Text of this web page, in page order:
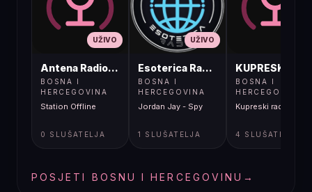
UŽIVO
Antena Radio, Jelah Tešanj
BOSNA I
HERCEGOVINA
Station Offline
0 SLUŠATELJA
UŽIVO
Esoterica Radio S1
BOSNA I
HERCEGOVINA
Jordan Jay - Spy
1 SLUŠATELJA
BOSNA I
HERCEGOVINA
Kupreski radio
4 SLUŠATELJA
POSJETI BOSNU I HERCEGOVINU →